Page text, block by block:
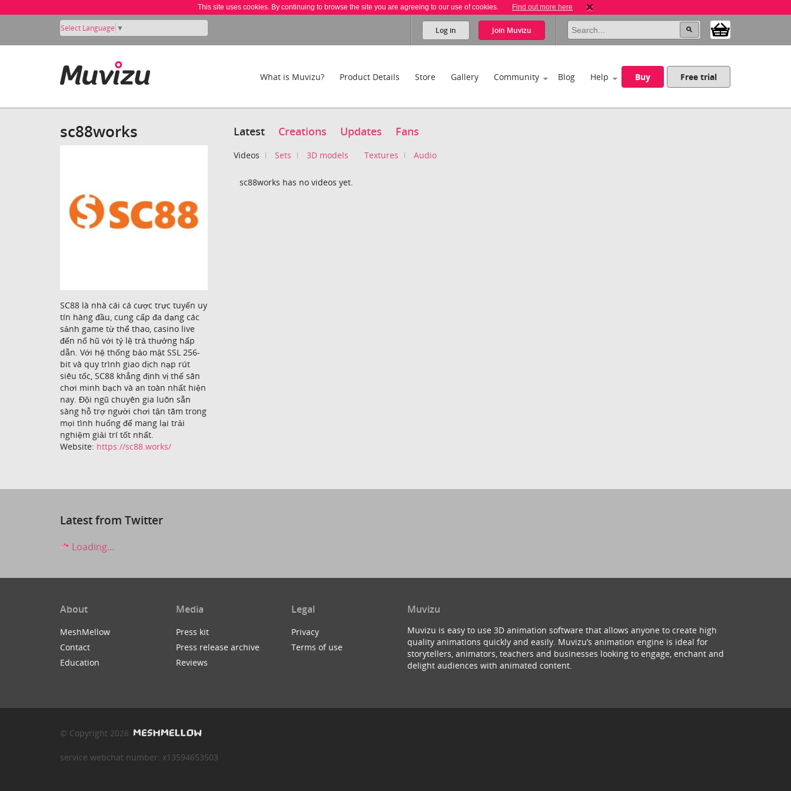
This site uses cookies. By continuing to browse the site you are agreeing to our use of cookies. Find out more here
Select Language ▼ Log in Join Muvizu
What is Muvizu? Product Details Store Gallery Community Blog Help Buy Free trial
sc88works
SC88 là nhà cái cá cược trực tuyến uy
tín hàng đầu, cung cấp đa dạng các
sảnh game từ thể thao, casino live
đến nổ hũ với tỷ lệ trả thưởng hấp
dẫn. Với hệ thống bảo mật SSL 256-
bit và quy trình giao dịch nạp rút
siêu tốc, SC88 khẳng định vị thế sân
chơi minh bạch và an toàn nhất hiện
nay. Đội ngũ chuyên gia luôn sẵn
sàng hỗ trợ người chơi tận tâm trong
mọi tình huống để mang lại trải
nghiệm giải trí tốt nhất.
Website: https://sc88.works/
Latest Creations Updates Fans
Videos Sets 3D models Textures Audio
sc88works has no videos yet.
Latest from Twitter
Loading...
About
MeshMellow
Contact
Education
Media
Press kit
Press release archive
Reviews
Legal
Privacy
Terms of use
Muvizu
Muvizu is easy to use 3D animation software that allows anyone to create high
quality animations quickly and easily. Muvizu’s animation engine is ideal for
storytellers, animators, teachers and businesses looking to engage, enchant and
delight audiences with animated content.
© Copyright 2026
service webchat number: x13594653503